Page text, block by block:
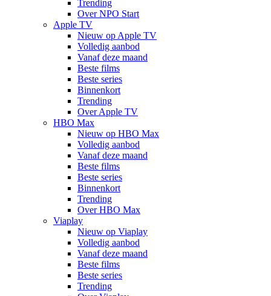
Trending
Over NPO Start
Apple TV
Nieuw op Apple TV
Volledig aanbod
Vanaf deze maand
Beste films
Beste series
Binnenkort
Trending
Over Apple TV
HBO Max
Nieuw op HBO Max
Volledig aanbod
Vanaf deze maand
Beste films
Beste series
Binnenkort
Trending
Over HBO Max
Viaplay
Nieuw op Viaplay
Volledig aanbod
Vanaf deze maand
Beste films
Beste series
Trending